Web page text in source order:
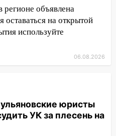
в Старой Майне
сдать
6 августа
самые
масло
в
выросли надои
объявлена
оставаться на открытой
используйте
06.08.2026
юристы
УК за плесень на